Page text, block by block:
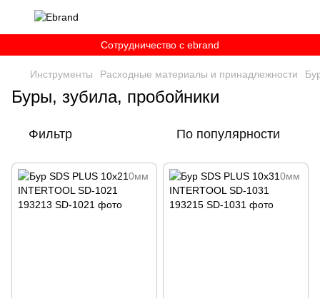
Сотрудничество c ebrand
Инструменты Расходные материалы и принадлежности
Буры, зубила, пробойники
Фильтр По популярности